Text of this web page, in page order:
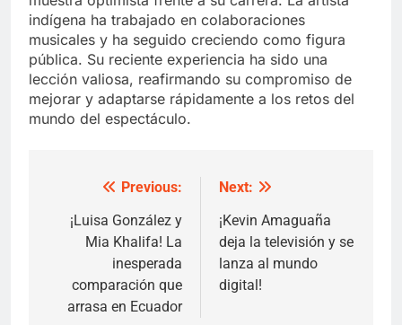
indígena ha trabajado en colaboraciones
musicales y ha seguido creciendo como figura
pública. Su reciente experiencia ha sido una
lección valiosa, reafirmando su compromiso de
mejorar y adaptarse rápidamente a los retos del
mundo del espectáculo.
navigation
Previous:
¡Luisa González y
Mia Khalifa! La
inesperada
comparación que
arrasa en Ecuador
Next:
¡Kevin Amaguaña
deja la televisión y se
lanza al mundo
digital!